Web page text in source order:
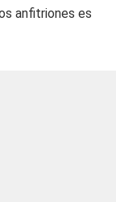
anfitriones es